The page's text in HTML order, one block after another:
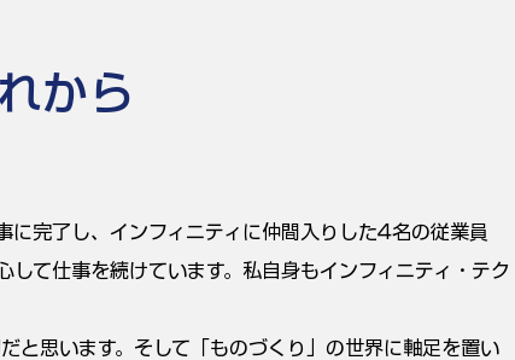
から
完了し、インフィニティに仲間入りした4名の従業員
て仕事を続けています。私自身もインフィニティ・テク
思います。そして「ものづくり」の世界に軸足を置い